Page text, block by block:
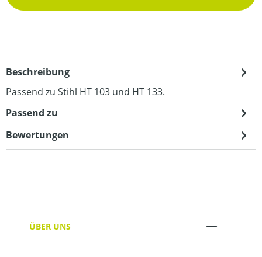
Beschreibung
Passend zu Stihl HT 103 und HT 133.
Passend zu
Bewertungen
ÜBER UNS